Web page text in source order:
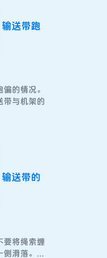
输送带跑
的情况。
带与机架的
输送带的
要将绳索缠
侧滑落。...